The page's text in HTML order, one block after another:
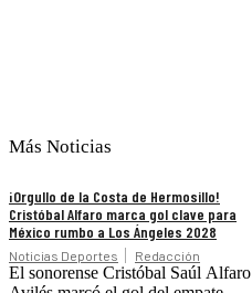
Más Noticias
¡Orgullo de la Costa de Hermosillo!
Cristóbal Alfaro marca gol clave para
México rumbo a Los Ángeles 2028
Noticias Deportes Redacción
El sonorense Cristóbal Saúl Alfaro